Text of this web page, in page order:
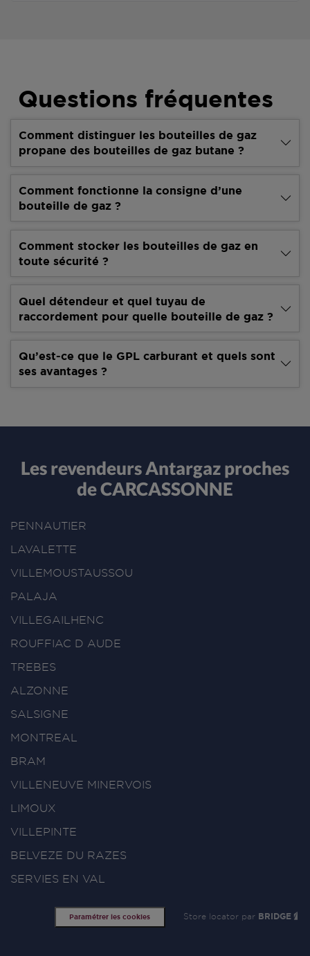
Questions fréquentes
Comment distinguer les bouteilles de gaz
propane des bouteilles de gaz butane ?
Comment fonctionne la consigne d’une
bouteille de gaz ?
Comment stocker les bouteilles de gaz en
toute sécurité ?
Quel détendeur et quel tuyau de
raccordement pour quelle bouteille de gaz ?
Qu’est-ce que le GPL carburant et quels sont
ses avantages ?
Les revendeurs Antargaz proches
de CARCASSONNE
PENNAUTIER
LAVALETTE
VILLEMOUSTAUSSOU
PALAJA
VILLEGAILHENC
ROUFFIAC D AUDE
TREBES
ALZONNE
SALSIGNE
MONTREAL
BRAM
VILLENEUVE MINERVOIS
LIMOUX
VILLEPINTE
BELVEZE DU RAZES
SERVIES EN VAL
Paramétrer les cookies Store locator par BRIDGE